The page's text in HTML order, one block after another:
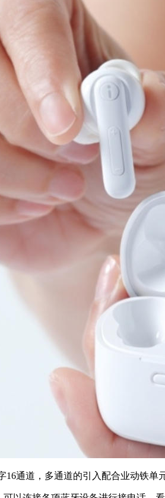
通道，多通道的引入配合业动铁单